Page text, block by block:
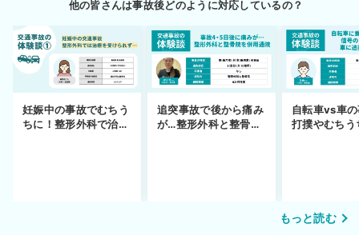
他の皆さんは事故後どのように対応しているの？
妊娠中の事故でむちう
ちに！整形外科で治療
追突事故で後から痛み
が…整形外科と整骨院
自転車vs車
打撲やむちう
もっと読む